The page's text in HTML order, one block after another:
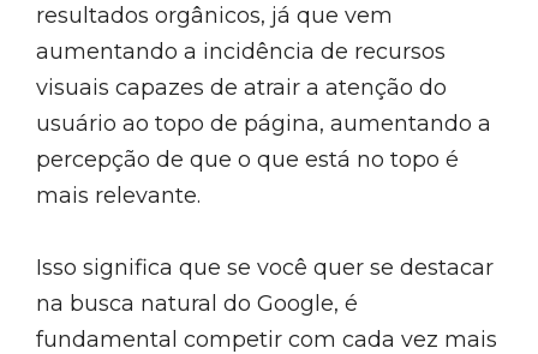
resultados orgânicos, já que vem
aumentando a incidência de recursos
visuais capazes de atrair a atenção do
usuário ao topo de página, aumentando a
percepção de que o que está no topo é
mais relevante.
Isso significa que se você quer se destacar
na busca natural do Google, é
fundamental competir com cada vez mais